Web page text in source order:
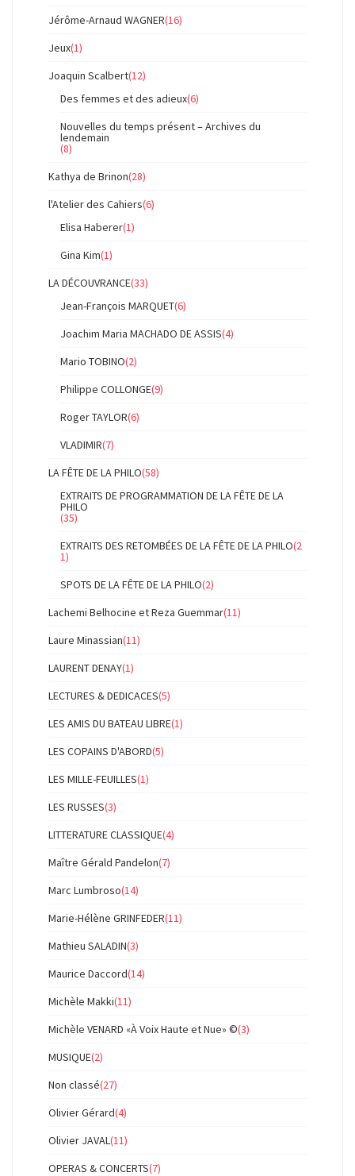
Jérôme-Arnaud WAGNER(16)
Jeux(1)
Joaquin Scalbert(12)
Des femmes et des adieux(6)
Nouvelles du temps présent – Archives du
lendemain
(8)
Kathya de Brinon(28)
l'Atelier des Cahiers(6)
Elisa Haberer(1)
Gina Kim(1)
LA DÉCOUVRANCE(33)
Jean-François MARQUET(6)
Joachim Maria MACHADO DE ASSIS(4)
Mario TOBINO(2)
Philippe COLLONGE(9)
Roger TAYLOR(6)
VLADIMIR(7)
LA FÊTE DE LA PHILO(58)
EXTRAITS DE PROGRAMMATION DE LA FÊTE DE LA
PHILO
(35)
EXTRAITS DES RETOMBÉES DE LA FÊTE DE LA PHILO(2
1)
SPOTS DE LA FÊTE DE LA PHILO(2)
Lachemi Belhocine et Reza Guemmar(11)
Laure Minassian(11)
LAURENT DENAY(1)
LECTURES & DEDICACES(5)
LES AMIS DU BATEAU LIBRE(1)
LES COPAINS D'ABORD(5)
LES MILLE-FEUILLES(1)
LES RUSSES(3)
LITTERATURE CLASSIQUE(4)
Maître Gérald Pandelon(7)
Marc Lumbroso(14)
Marie-Hélène GRINFEDER(11)
Mathieu SALADIN(3)
Maurice Daccord(14)
Michèle Makki(11)
Michèle VENARD «À Voix Haute et Nue» ©(3)
MUSIQUE(2)
Non classé(27)
Olivier Gérard(4)
Olivier JAVAL(11)
OPERAS & CONCERTS(7)